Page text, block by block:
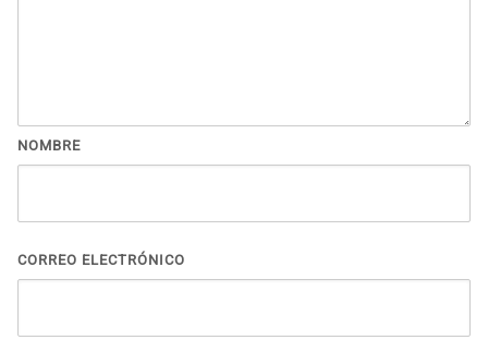
NOMBRE
CORREO ELECTRÓNICO